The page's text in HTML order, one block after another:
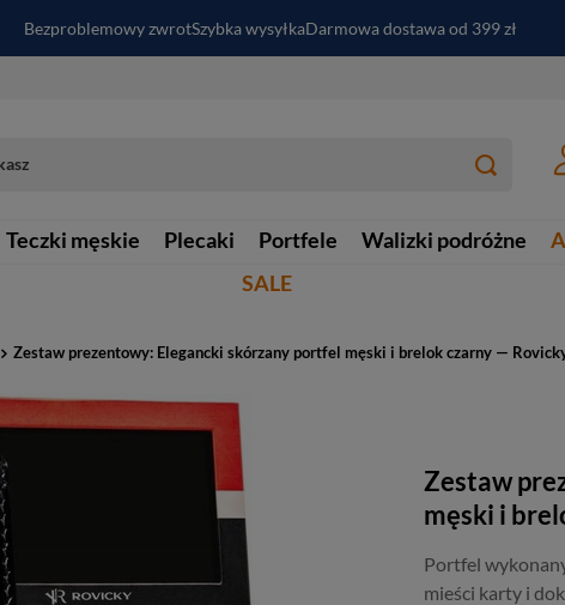
Bezproblemowy zwrotSzybka wysyłkaDarmowa dostawa od 399 zł
Teczki męskie Plecaki Portfele Walizki podróżne
SALE
Zestaw prezentowy: Elegancki skórzany portfel męski i brelok czarny —
Zestaw
męski i
Portfel
mieści karty i